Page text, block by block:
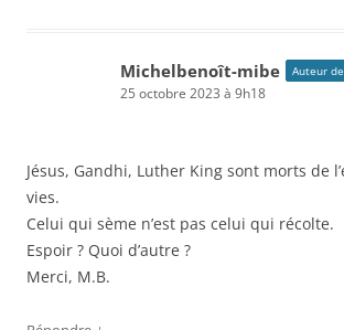
Michelbenoît-mibe Auteur
25 octobre 2023 à 9h18
Jésus, Gandhi, Luther King sont morts de
vies.
Celui qui sème n’est pas celui qui récolte.
Espoir ? Quoi d’autre ?
Merci, M.B.